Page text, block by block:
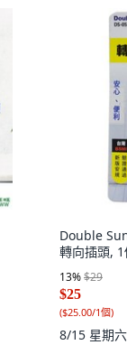
Double
轉向插頭, 1
13%$29
$25
($25.00/1個)
8/15 星期六